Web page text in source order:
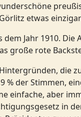
etwas
dem Jahr 1910.
große rote
die
% der Stimmen,
einfache, aber
in